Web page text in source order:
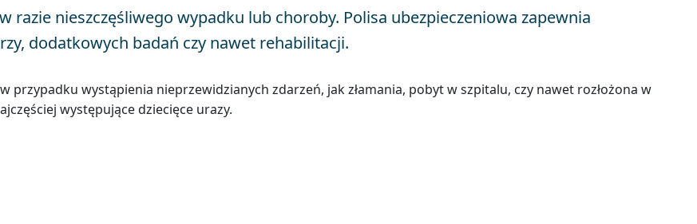
razie nieszczęśliwego wypadku lub choroby. Polisa ubezpieczeniowa zapewnia
dodatkowych badań czy nawet rehabilitacji.
przypadku wystąpienia nieprzewidzianych zdarzeń, jak złamania, pobyt w szpitalu, czy nawet rozłożona w
występujące dziecięce urazy.